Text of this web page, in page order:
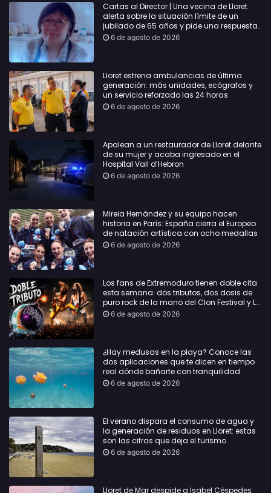
Cartas al Director | Una vecina de Lloret
alerta sobre la situación límite de un
jubilado de 65 años y pide una respuesta
urgente
6 de agosto de 2026
Lloret estrena ambulancias de última
generación: más unidades, ecógrafos y
un servicio reforzado las 24 horas
6 de agosto de 2026
Apalean a un restaurador de Lloret delante
de su mujer y acaba ingresado en el
Hospital Vall d’Hebron
6 de agosto de 2026
Mireia Hernández y su equipo hacen
historia en París: España cierra el Europeo
de natación artística con ocho medallas
6 de agosto de 2026
Los fans de Extremoduro tienen doble cita
esta semana: dos tributos, dos dosis de
puro rock de la mano del Clon Festival y La
Jarana
6 de agosto de 2026
¿Hay medusas en la playa? Conoce las
dos aplicaciones que te dicen en tiempo
real dónde bañarte con tranquilidad
6 de agosto de 2026
El verano dispara el consumo de agua y
la generación de residuos en Lloret: estas
son las cifras que deja el turismo
6 de agosto de 2026
Lloret de Mar despide a Isabel Céspedes